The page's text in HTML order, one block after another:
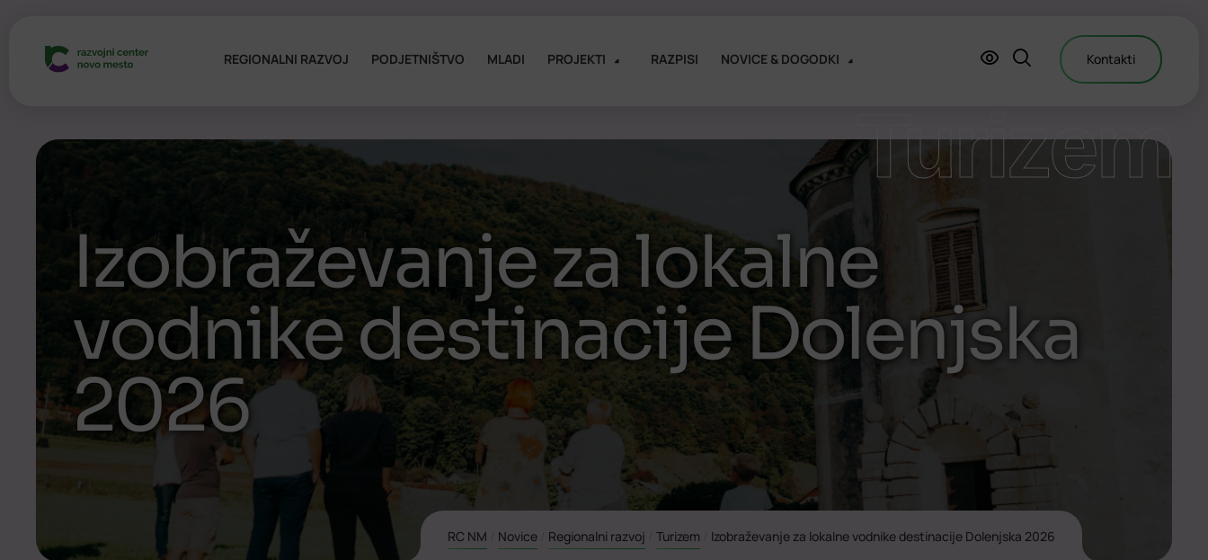
REGIONALNI RAZVOJ PODJETNIŠTVO MLADI PROJEKTI RAZPISI NOVICE & DOGODKI Kontakti
Izobraževanje za lokalne
vodnike destinacije Dolenjska
2026
RC NM Novice Regionalni razvoj Turizem Izobraževanje za lokalne vodnike destinacije Dolenjska 2026
Turizem